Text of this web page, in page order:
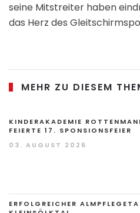
seine Mitstreiter haben
das Herz des
MEHR ZU DIESEM
KINDERAKADEMIE
FEIERTE 17. SPONSIONSFEIER
03. AUGUST 2026
ERFOLGREICHER